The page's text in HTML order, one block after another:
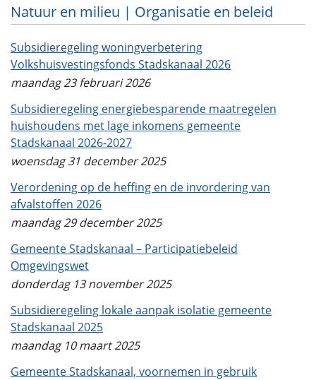
Natuur en milieu | Organisatie en beleid
Subsidieregeling woningverbetering
Volkshuisvestingsfonds Stadskanaal 2026
maandag 23 februari 2026
Subsidieregeling energiebesparende maatregelen
huishoudens met lage inkomens gemeente
Stadskanaal 2026-2027
woensdag 31 december 2025
Verordening op de heffing en de invordering van
afvalstoffen 2026
maandag 29 december 2025
Gemeente Stadskanaal – Participatiebeleid
Omgevingswet
donderdag 13 november 2025
Subsidieregeling lokale aanpak isolatie gemeente
Stadskanaal 2025
maandag 10 maart 2025
Gemeente Stadskanaal, voornemen in gebruik